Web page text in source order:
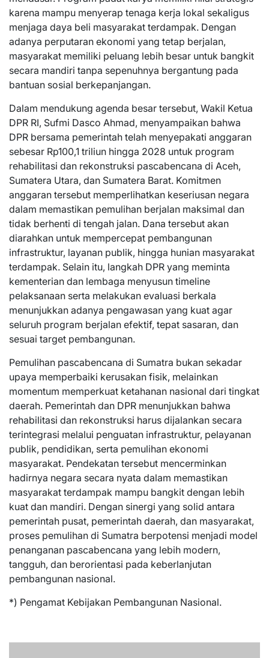
karena mampu menyerap tenaga kerja lokal sekaligus
menjaga daya beli masyarakat terdampak. Dengan
adanya perputaran ekonomi yang tetap berjalan,
masyarakat memiliki peluang lebih besar untuk bangkit
secara mandiri tanpa sepenuhnya bergantung pada
bantuan sosial berkepanjangan.
Dalam mendukung agenda besar tersebut, Wakil Ketua
DPR RI, Sufmi Dasco Ahmad, menyampaikan bahwa
DPR bersama pemerintah telah menyepakati anggaran
sebesar Rp100,1 triliun hingga 2028 untuk program
rehabilitasi dan rekonstruksi pascabencana di Aceh,
Sumatera Utara, dan Sumatera Barat. Komitmen
anggaran tersebut memperlihatkan keseriusan negara
dalam memastikan pemulihan berjalan maksimal dan
tidak berhenti di tengah jalan. Dana tersebut akan
diarahkan untuk mempercepat pembangunan
infrastruktur, layanan publik, hingga hunian masyarakat
terdampak. Selain itu, langkah DPR yang meminta
kementerian dan lembaga menyusun timeline
pelaksanaan serta melakukan evaluasi berkala
menunjukkan adanya pengawasan yang kuat agar
seluruh program berjalan efektif, tepat sasaran, dan
sesuai target pembangunan.
Pemulihan pascabencana di Sumatra bukan sekadar
upaya memperbaiki kerusakan fisik, melainkan
momentum memperkuat ketahanan nasional dari tingkat
daerah. Pemerintah dan DPR menunjukkan bahwa
rehabilitasi dan rekonstruksi harus dijalankan secara
terintegrasi melalui penguatan infrastruktur, pelayanan
publik, pendidikan, serta pemulihan ekonomi
masyarakat. Pendekatan tersebut mencerminkan
hadirnya negara secara nyata dalam memastikan
masyarakat terdampak mampu bangkit dengan lebih
kuat dan mandiri. Dengan sinergi yang solid antara
pemerintah pusat, pemerintah daerah, dan masyarakat,
proses pemulihan di Sumatra berpotensi menjadi model
penanganan pascabencana yang lebih modern,
tangguh, dan berorientasi pada keberlanjutan
pembangunan nasional.
*) Pengamat Kebijakan Pembangunan Nasional.